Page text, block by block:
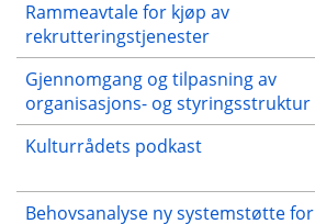
Rammeavtale for kjøp av
rekrutteringstjenester
Gjennomgang og tilpasning av
organisasjons- og styringsstruktur
Kulturrådets podkast
Behovsanalyse ny systemstøtte for